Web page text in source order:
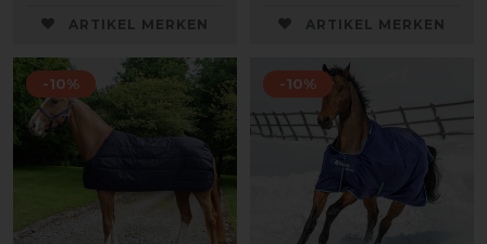
ARTIKEL MERKEN ARTIKEL MERKEN
-10% -10%